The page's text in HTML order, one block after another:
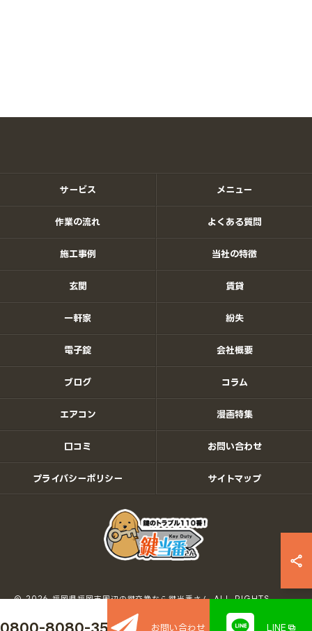
0800-8080-350 お問い合わせ LINE
サービス メニュー
作業の流れ よくある質問
施工事例 当社の特徴
玄関 賃貸
一軒家 紛失
電子錠 会社概要
ブログ コラム
エアコン 漫画特集
口コミ お問い合わせ
プライバシーポリシー サイトマップ
© 2026 福岡県福岡市周辺の鍵交換なら鍵当番さん ALL RIGHTS